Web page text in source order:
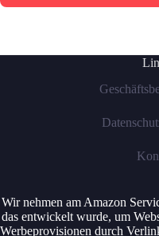
Wir nehmen am Amazon
das entwickelt wurde, um
Werbeprovisionen durch